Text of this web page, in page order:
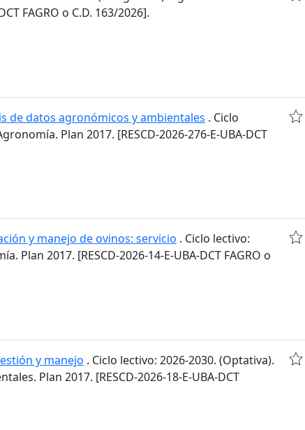
FAGRO o C.D. 163/2026].
de datos agronómicos y ambientales . Ciclo
Plan 2017. [RESCD-2026-276-E-UBA-DCT
y manejo de ovinos: servicio . Ciclo lectivo:
Plan 2017. [RESCD-2026-14-E-UBA-DCT FAGRO o
y manejo . Ciclo lectivo: 2026-2030. (Optativa).
Plan 2017. [RESCD-2026-18-E-UBA-DCT